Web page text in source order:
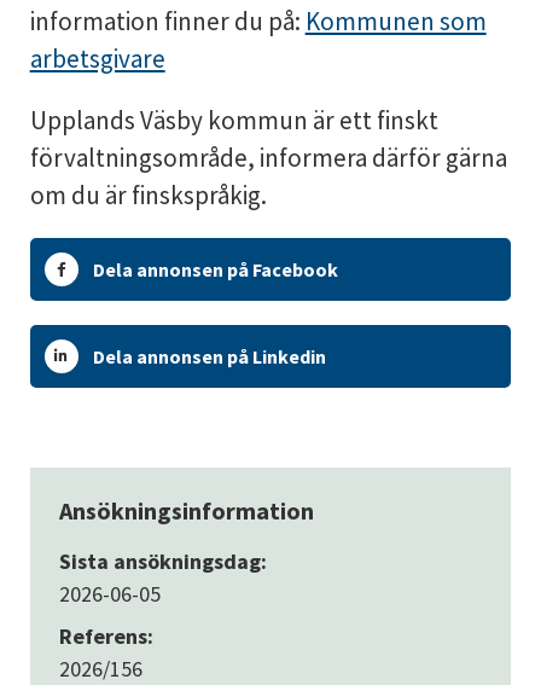
information finner du på: Kommunen som
arbetsgivare
Upplands Väsby kommun är ett finskt
förvaltningsområde, informera därför gärna
om du är finskspråkig.
Dela annonsen på Facebook
Dela annonsen på Linkedin
Ansökningsinformation
Sista ansökningsdag:
2026-06-05
Referens:
2026/156